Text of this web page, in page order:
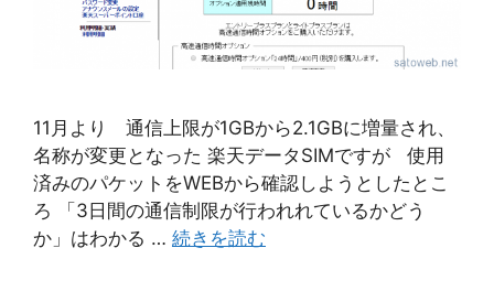
11月より 通信上限が1GBから2.1GBに増量され、
名称が変更となった 楽天データSIMですが 使用
済みのパケットをWEBから確認しようとしたとこ
ろ 「3日間の通信制限が行われれているかどう
か」はわかる … 続きを読む